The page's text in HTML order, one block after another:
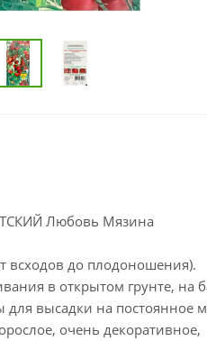
Любовь Мязина
всходов до плодоношения).
в открытом грунте, на
для высадки на постоянное
очень декоративное,